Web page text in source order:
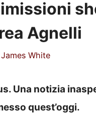
Agnelli
James White
Una notizia
quest’oggi.